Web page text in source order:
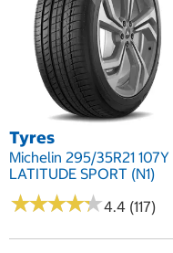
Tyres
Michelin 295/35R21 107Y
LATITUDE SPORT (N1)
★★★★★
★★★★★4.4 (117)